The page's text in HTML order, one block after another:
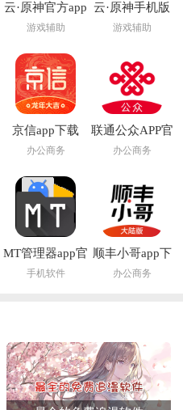
云·原神官方app
下载安装
游戏辅助
云·原神手机版
下载
游戏辅助
京信app下载
办公商务
联通公众APP官
方下载安装最新
办公商务
MT管理器app官
方版下载
手机软件
顺丰小哥app下
载
办公商务